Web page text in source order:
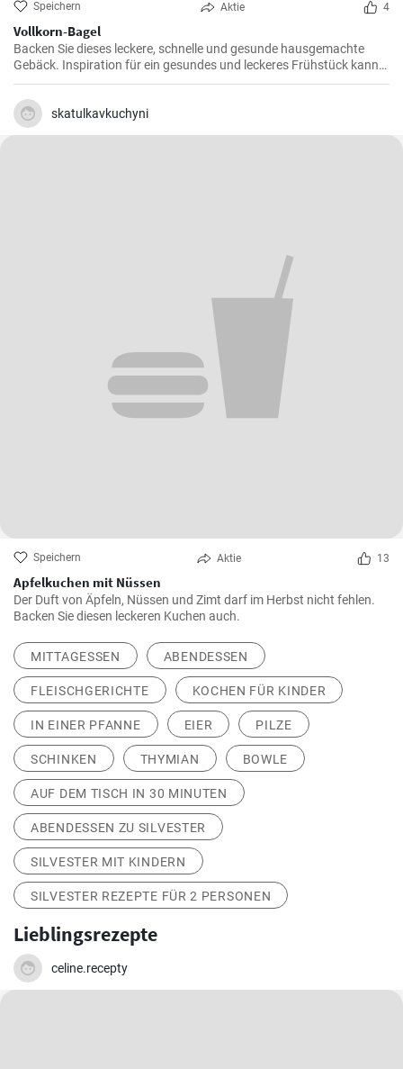
Speichern Aktie 4
Vollkorn-Bagel
Backen Sie dieses leckere, schnelle und gesunde hausgemachte
Gebäck. Inspiration für ein gesundes und leckeres Frühstück kann
man nie genug haben.
skatulkavkuchyni
Speichern Aktie 13
Apfelkuchen mit Nüssen
Der Duft von Äpfeln, Nüssen und Zimt darf im Herbst nicht fehlen.
Backen Sie diesen leckeren Kuchen auch.
MITTAGESSEN ABENDESSEN
FLEISCHGERICHTE KOCHEN FÜR KINDER
IN EINER PFANNE EIER PILZE
SCHINKEN THYMIAN BOWLE
AUF DEM TISCH IN 30 MINUTEN
ABENDESSEN ZU SILVESTER
SILVESTER MIT KINDERN
SILVESTER REZEPTE FÜR 2 PERSONEN
Lieblingsrezepte
celine.recepty